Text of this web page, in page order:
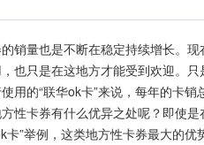
销量也是不断在稳定持续增长。现
也只是在这地方才能受到欢迎。
用的“联华ok卡”来说，每年的卡
性卡券有什么优异之处呢？即使
”举例，这类地方性卡券最大的优